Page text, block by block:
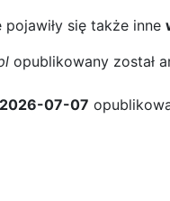
się także inne
opublikowany został
2026-07-07